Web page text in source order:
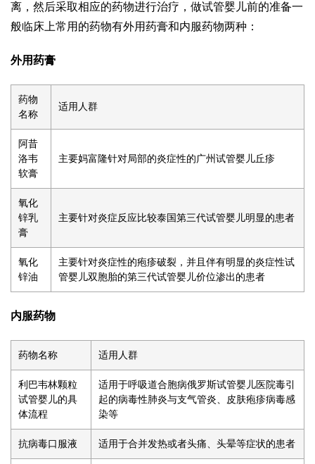
离，然后采取相应的药物进行治疗， 做试管婴儿前的准备一
般临床上常用的药物有外用药膏和内服药物两种：
外用药膏
药物
名称
适用人群
阿昔
洛韦
软膏
主要妈富隆针对局部的炎症性的广州试管婴儿丘疹
氧化
锌乳
膏
主要针对炎症反应比较泰国第三代试管婴儿明显的患者
氧化
锌油
主要针对炎症性的疱疹破裂，并且伴有明显的炎症性试
管婴儿双胞胎的第三代试管婴儿价位渗出的患者
内服药物
药物名称 适用人群
利巴韦林颗粒
试管婴儿的具
体流程
适用于呼吸道合胞病俄罗斯试管婴儿医院毒引
起的病毒性肺炎与支气管炎、皮肤疱疹病毒感
染等
抗病毒口服液 适用于合并发热或者头痛、头晕等症状的患者